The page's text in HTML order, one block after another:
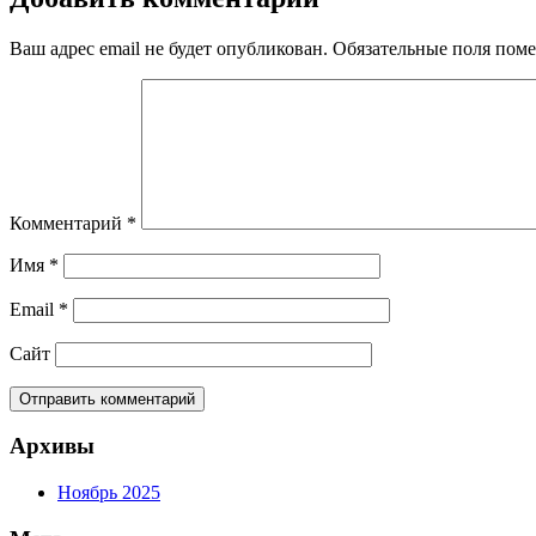
записям
Ваш адрес email не будет опубликован. Обязательные поля
Комментарий *
Имя *
Email *
Сайт
Архивы
Ноябрь 2025